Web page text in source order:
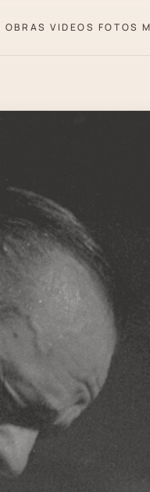
OBRAS VIDEOS FOTOS